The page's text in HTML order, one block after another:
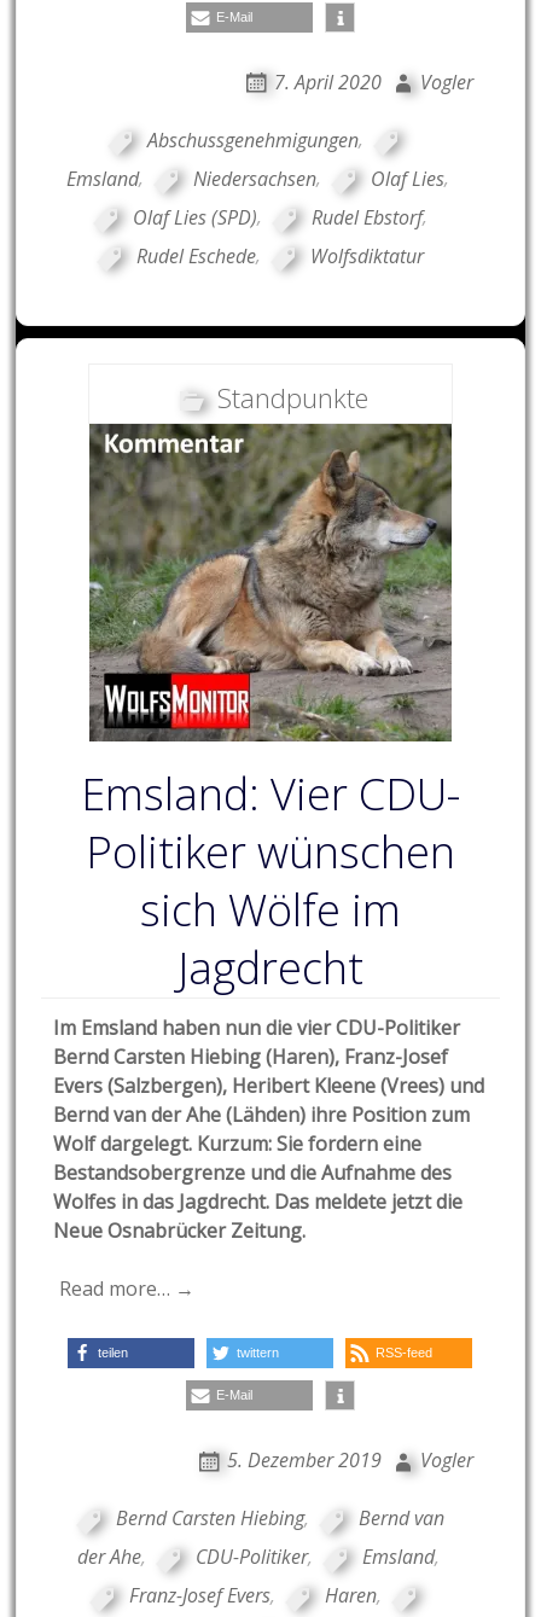
E-Mail
7. April 2020 Vogler
Abschussgenehmigungen,
Emsland, Niedersachsen, Olaf Lies,
Olaf Lies (SPD), Rudel Ebstorf,
Rudel Eschede, Wolfsdiktatur
Standpunkte
Emsland: Vier CDU-
Politiker wünschen
sich Wölfe im
Jagdrecht
Im Emsland haben nun die vier CDU-Politiker
Bernd Carsten Hiebing (Haren), Franz-Josef
Evers (Salzbergen), Heribert Kleene (Vrees) und
Bernd van der Ahe (Lähden) ihre Position zum
Wolf dargelegt. Kurzum: Sie fordern eine
Bestandsobergrenze und die Aufnahme des
Wolfes in das Jagdrecht. Das meldete jetzt die
Neue Osnabrücker Zeitung.
Read more… →
teilen twittern RSS-feed
E-Mail
5. Dezember 2019 Vogler
Bernd Carsten Hiebing,
Bernd van
der Ahe, CDU-Politiker, Emsland,
Franz-Josef Evers, Haren,